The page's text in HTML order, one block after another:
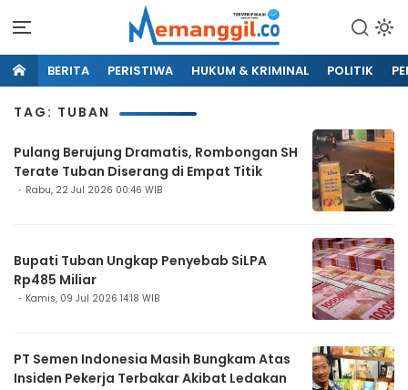
BERITA PERISTIWA HUKUM & KRIMINAL POLITIK
TAG: TUBAN
Pulang Berujung Dramatis, Rombongan SH
Terate Tuban Diserang di Empat Titik
Rabu, 22 Jul 2026 00:46 WIB
Bupati Tuban Ungkap Penyebab SiLPA
Rp485 Miliar
Kamis, 09 Jul 2026 14:18 WIB
PT Semen Indonesia Masih Bungkam Atas
Insiden Pekerja Terbakar Akibat Ledakan